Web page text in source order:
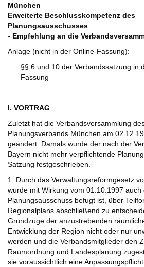
München
Erweiterte Beschlusskompetenz des
Planungsausschusses
- Empfehlung an die
Anlage (nicht in der Online-Fassung):
§§ 6 und 10 der Verbandssatzung in
Fassung
I. VORTRAG
Zuletzt hat die Verbandsversammlung
Planungsverbands München am
geändert. Damals wurde der nach der
Bayern nicht mehr verpflichtende
Satzung festgeschrieben.
1. Durch das Verwaltungsreformgesetz
wurde mit Wirkung vom 01.10.1997
Planungsausschuss befugt ist, über
Regionalplans abschließend zu
Grundzüge der anzustrebenden
Entwicklung der Region nicht oder nur
werden und die Verbandsmitglieder den
Raumordnung und Landesplanung
sie voraussichtlich eine